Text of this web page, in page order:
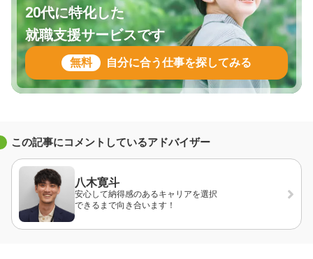
20代に特化した
就職支援サービスです
無料 自分に合う仕事を探してみる
この記事にコメントしているアドバイザー
八木寛斗
安心して納得感のあるキャリアを選択
できるまで向き合います！